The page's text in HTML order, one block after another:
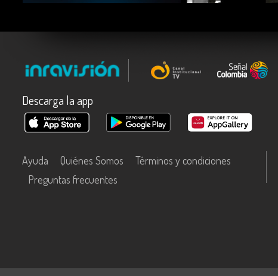
Descarga la app
Ayuda Quiénes Somos
Términos y condiciones
Preguntas frecuentes